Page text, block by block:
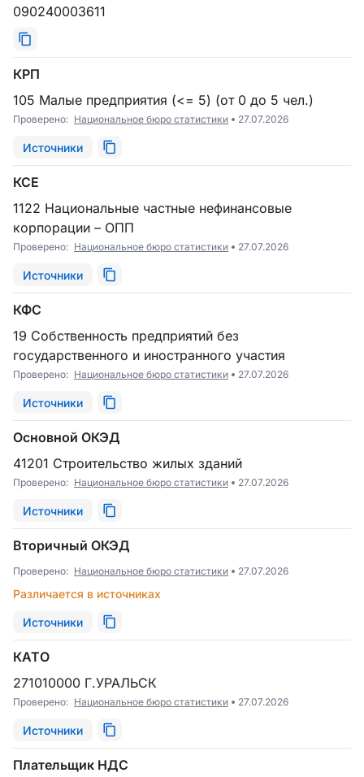
090240003611
КРП
105 Малые предприятия (<= 5) (от 0 до 5 чел.)
Проверено: Национальное бюро статистики 27.07.2026
Источники
КСЕ
1122 Национальные частные нефинансовые
корпорации – ОПП
Проверено: Национальное бюро статистики 27.07.2026
Источники
КФС
19 Собственность предприятий без
государственного и иностранного участия
Проверено: Национальное бюро статистики 27.07.2026
Источники
Основной ОКЭД
41201 Строительство жилых зданий
Проверено: Национальное бюро статистики 27.07.2026
Источники
Вторичный ОКЭД
Проверено: Национальное бюро статистики 27.07.2026
Различается в источниках
Источники
КАТО
271010000 Г.УРАЛЬСК
Проверено: Национальное бюро статистики 27.07.2026
Источники
Плательщик НДС